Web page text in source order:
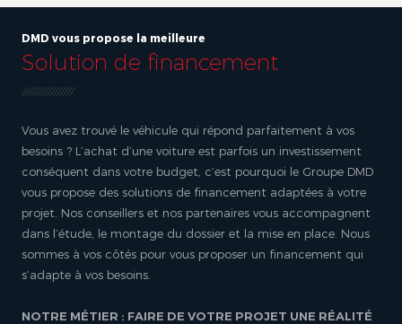
DMD vous propose la meilleure
Solution de financement
Vous avez trouvé le véhicule qui répond parfaitement à vos
besoins ? L’achat d’une voiture est parfois un investissement
conséquent dans votre budget, c’est pourquoi le Groupe DMD
vous propose des solutions de financement adaptées à votre
projet. Nos conseillers et nos partenaires vous accompagnent
dans l’étude, le montage du dossier et la mise en place. Nous
sommes à vos côtés pour vous proposer un financement qui
s’adapte à vos besoins.
NOTRE MÉTIER : FAIRE DE VOTRE PROJET UNE RÉALITÉ